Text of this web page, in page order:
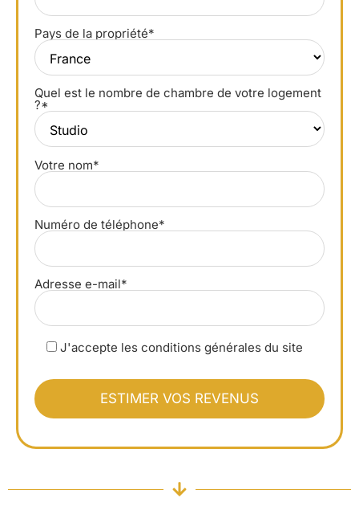
Pays de la propriété*
Quel est le nombre de chambre de votre logement
?*
Votre nom*
Numéro de téléphone*
Adresse e-mail*
J'accepte les conditions générales du site